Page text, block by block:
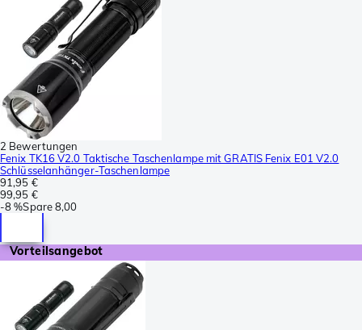
2 Bewertungen
Fenix TK16 V2.0 Taktische Taschenlampe mit GRATIS Fenix E01 V2.0
Schlüsselanhänger-Taschenlampe
91,95 €
99,95 €
-8 %Spare8,00
Vorteilsangebot